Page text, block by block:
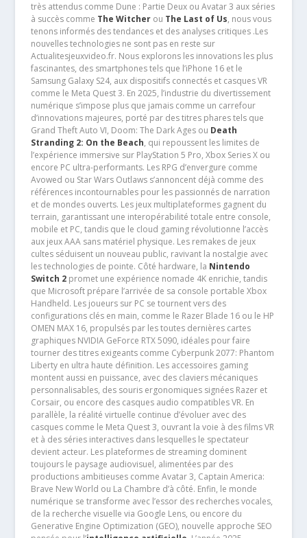
très attendus comme Dune : Partie Deux ou Avatar 3 aux séries
à succès comme The Witcherou The Last of Us, nous vous
tenons informés des tendances et des analyses critiques .Les
nouvelles technologies ne sont pas en reste sur
Actualitesjeuxvideo.fr. Nous explorons les innovations les plus
fascinantes, des smartphones tels que l’iPhone 16 et le
Samsung Galaxy S24, aux dispositifs connectés et casques VR
comme le Meta Quest 3. En 2025, l’industrie du divertissement
numérique s’impose plus que jamais comme un carrefour
d’innovations majeures, porté par des titres phares tels que
Grand Theft Auto VI, Doom: The Dark Ages ou Death
Stranding 2: On the Beach, qui repoussent les limites de
l’expérience immersive sur PlayStation 5 Pro, Xbox Series X ou
encore PC ultra-performants. Les RPG d’envergure comme
Avowed ou Star Wars Outlaws s’annoncent déjà comme des
références incontournables pour les passionnés de narration
et de mondes ouverts. Les jeux multiplateformes gagnent du
terrain, garantissant une interopérabilité totale entre console,
mobile et PC, tandis que le cloud gaming révolutionne l’accès
aux jeux AAA sans matériel physique. Les remakes de jeux
cultes séduisent un nouveau public, ravivant la nostalgie avec
les technologies de pointe. Côté hardware, la Nintendo
Switch 2promet une expérience nomade 4K enrichie, tandis
que Microsoft prépare l’arrivée de sa console portable Xbox
Handheld. Les joueurs sur PC se tournent vers des
configurations clés en main, comme le Razer Blade 16 ou le HP
OMEN MAX 16, propulsés par les toutes dernières cartes
graphiques NVIDIA GeForce RTX 5090, idéales pour faire
tourner des titres exigeants comme Cyberpunk 2077: Phantom
Liberty en ultra haute définition. Les accessoires gaming
montent aussi en puissance, avec des claviers mécaniques
personnalisables, des souris ergonomiques signées Razer et
Corsair, ou encore des casques audio compatibles VR. En
parallèle, la réalité virtuelle continue d’évoluer avec des
casques comme le Meta Quest 3, ouvrant la voie à des films VR
et à des séries interactives dans lesquelles le spectateur
devient acteur. Les plateformes de streaming dominent
toujours le paysage audiovisuel, alimentées par des
productions ambitieuses comme Avatar 3, Captain America:
Brave New World ou La Chambre d’à côté. Enfin, le monde
numérique se transforme avec l’essor des recherches vocales,
de la recherche visuelle via Google Lens, ou encore du
Generative Engine Optimization (GEO), nouvelle approche SEO